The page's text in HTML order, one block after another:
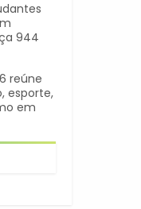
944
reúne
esporte,
em